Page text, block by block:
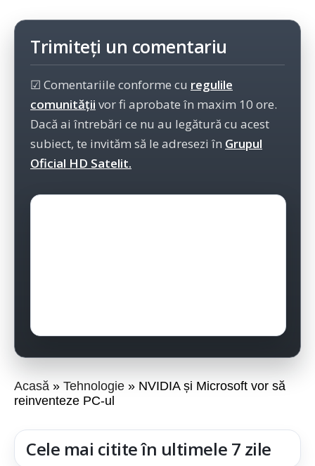
Trimiteți un comentariu
☑ Comentariile conforme cu regulile
comunității vor fi aprobate în maxim 10 ore.
Dacă ai întrebări ce nu au legătură cu acest
subiect, te invităm să le adresezi în Grupul
Oficial HD Satelit.
Acasă Tehnologie
NVIDIA și Microsoft vor să
reinventeze PC-ul
Cele mai citite în ultimele 7 zile